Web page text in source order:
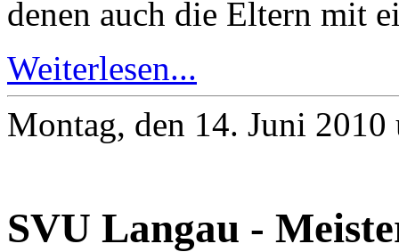
denen auch die Eltern mit
Weiterlesen...
Montag, den 14. Juni
SVU Langau -